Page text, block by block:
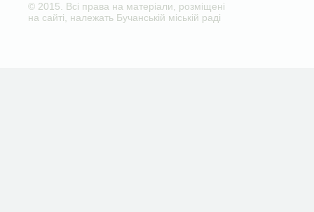
© 2015. Всі права на матеріали, розміщені
на сайті, належать Бучанській міській раді